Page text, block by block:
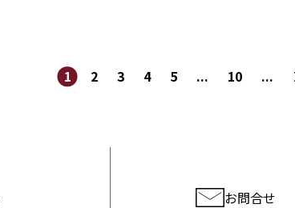
1 2 3 4 5 ... 10 ...
お問合せ